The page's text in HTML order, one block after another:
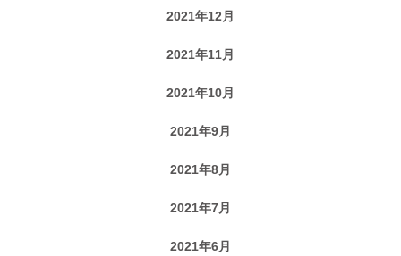
2021年12月
2021年11月
2021年10月
2021年9月
2021年8月
2021年7月
2021年6月